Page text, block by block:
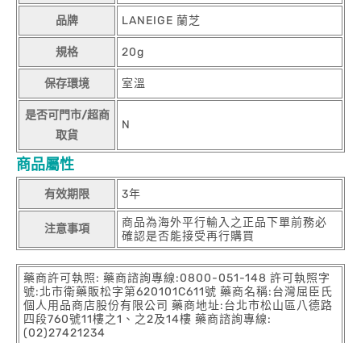
品牌 LANEIGE 蘭芝
規格 20g
保存環境 室溫
是否可門市/超商
取貨
N
商品屬性
有效期限 3年
注意事項
商品為海外平行輸入之正品下單前務必
確認是否能接受再行購買
藥商許可執照: 藥商諮詢專線:0800-051-148 許可執照字
號:北市衛藥販松字第620101C611號 藥商名稱:台灣屈臣氏
個人用品商店股份有限公司 藥商地址:台北市松山區八德路
四段760號11樓之1、之2及14樓 藥商諮詢專線:
(02)27421234